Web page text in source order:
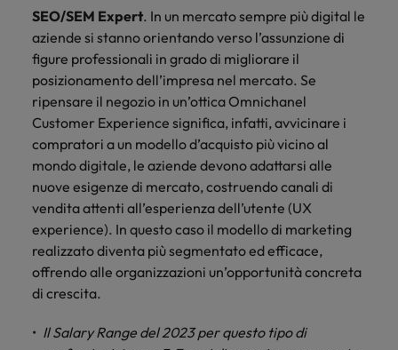
Emirati Arabi
UK
Stati Uniti
Vietnam
Leggi il nostro articolo
Scopri di più
Scopri di più
Indonesia
Irlanda
Italia
Malesia
Paesi Bassi
Emirati Arabi
UK
Stati Uniti
Vietnam
SEO/SEM Expert. In un mercato sempre più digital le
aziende si stanno orientando verso l’assunzione di
figure professionali in grado di migliorare il
posizionamento dell’impresa nel mercato. Se
ripensare il negozio in un’ottica Omnichanel
Customer Experience significa, infatti, avvicinare i
compratori a un modello d’acquisto più vicino al
mondo digitale, le aziende devono adattarsi alle
nuove esigenze di mercato, costruendo canali di
vendita attenti all’esperienza dell’utente (UX
experience). In questo caso il modello di marketing
realizzato diventa più segmentato ed efficace,
offrendo alle organizzazioni un’opportunità concreta
di crescita.
Il Salary Range del 2023 per questo tipo di